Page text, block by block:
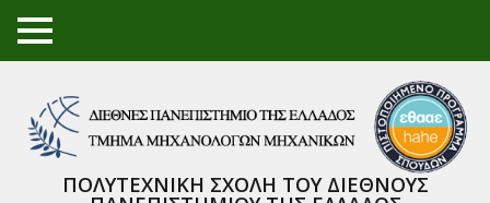
TO
GGL
NU
ΠΟΛΥΤΕΧΝΙΚΗ ΣΧΟΛΗ ΤΟΥ ΔΙΕΘΝΟΥΣ